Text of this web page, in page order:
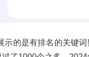
示的是有排名的关键